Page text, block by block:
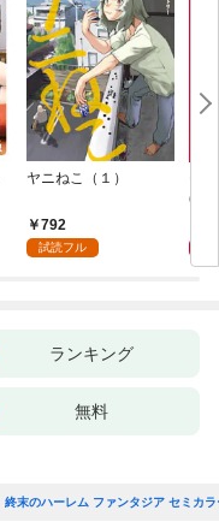
ヤニねこ（１）
792
試読フル
6・
ランキング
無料
終末のハーレム ファンタジア セミカラ